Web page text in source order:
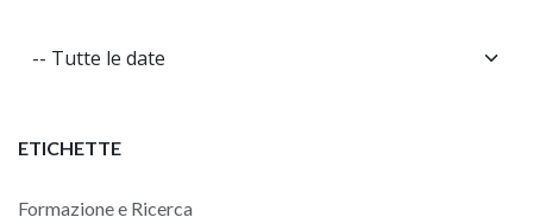
ETICHETTE
Formazione e Ricerca